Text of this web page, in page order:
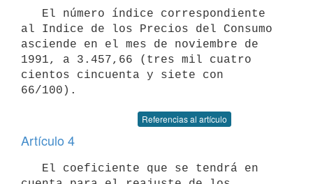
al Indice de los Precios del Consumo
asciende en el mes de noviembre de
1991, a 3.457,66 (tres mil cuatro
cientos cincuenta y siete con
Referencias al artículo
Artículo 4